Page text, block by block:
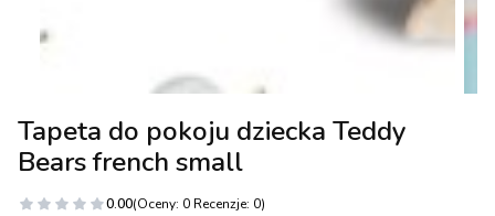
Tapeta do pokoju dziecka Teddy
Bears french small
0.00(Oceny: 0 Recenzje: 0)